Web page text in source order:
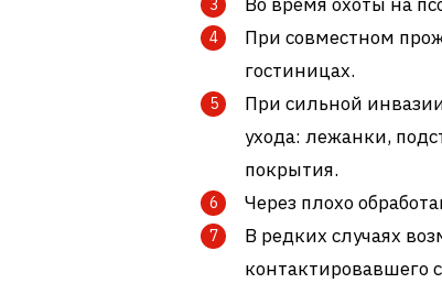
При совместном
гостиницах.
При сильной
ухода: лежанки,
покрытия.
Через плохо
В редких случаях
контактировавшего